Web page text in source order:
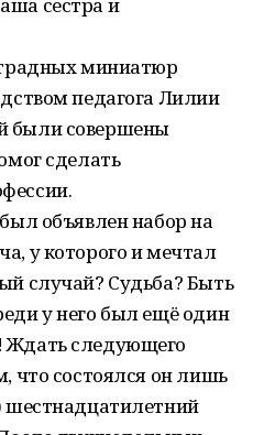
миниатюр
педагога Лилии
были совершены
сделать
объявлен набор на
у которого и мечтал
случай? Судьба? Быть
у него был ещё один
следующего
что состоялся он лишь
шестнадцатилетний